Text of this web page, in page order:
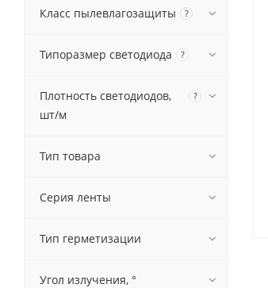
Класс пылевлагозащиты ?
Типоразмер светодиода ?
Плотность светодиодов,
шт/м
?
Тип товара
Серия ленты
Тип герметизации
Угол излучения, °